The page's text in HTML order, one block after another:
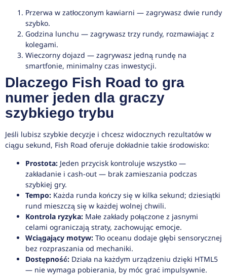
Przerwa w zatłoczonym kawiarni — zagrywasz dwie rundy
szybko.
Godzina lunchu — zagrywasz trzy rundy, rozmawiając z
kolegami.
Wieczorny dojazd — zagrywasz jedną rundę na
smartfonie, minimalny czas inwestycji.
Dlaczego Fish Road to gra
numer jeden dla graczy
szybkiego trybu
Jeśli lubisz szybkie decyzje i chcesz widocznych rezultatów w
ciągu sekund, Fish Road oferuje dokładnie takie środowisko:
Prostota: Jeden przycisk kontroluje wszystko —
zakładanie i cash-out — brak zamieszania podczas
szybkiej gry.
Tempo: Każda runda kończy się w kilka sekund; dziesiątki
rund mieszczą się w każdej wolnej chwili.
Kontrola ryzyka: Małe zakłady połączone z jasnymi
celami ograniczają straty, zachowując emocje.
Wciągający motyw: Tło oceanu dodaje głębi sensorycznej
bez rozpraszania od mechaniki.
Dostępność: Działa na każdym urządzeniu dzięki HTML5
— nie wymaga pobierania, by móc grać impulsywnie.